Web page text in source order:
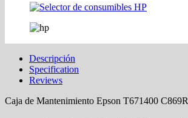
Descripción
Specification
Reviews
Caja de Mantenimiento Epson T671400 C869R